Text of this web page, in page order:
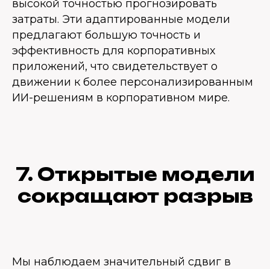
высокой точностью прогнозировать
затраты. Эти адаптированные модели
предлагают большую точность и
эффективность для корпоративных
приложений, что свидетельствует о
движении к более персонализированным
ИИ-решениям в корпоративном мире.
7. Открытые модели
сокращают разрыв
Мы наблюдаем значительный сдвиг в